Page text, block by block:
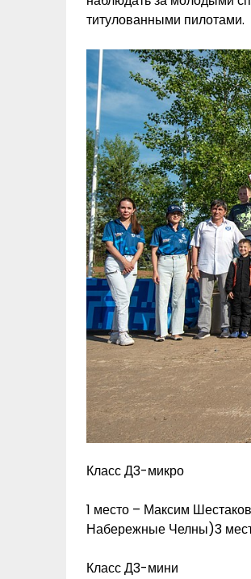
титулованными пилотами.
Класс Д3-микро
1 место – Максим
Набережные Челны)3
Класс Д3-мини